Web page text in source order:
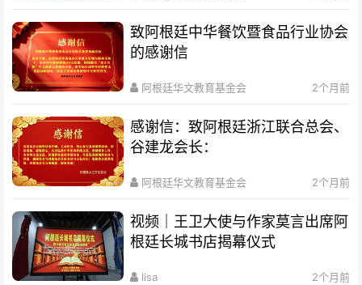
致阿根廷中华餐饮暨食品行业协会
的感谢信
阿根廷华文教育基金会 2个月前
感谢信：致阿根廷浙江联合总会、
谷建龙会长：
阿根廷华文教育基金会 2个月前
视频｜王卫大使与作家莫言出席阿
根廷长城书店揭幕仪式
lisa 2个月前